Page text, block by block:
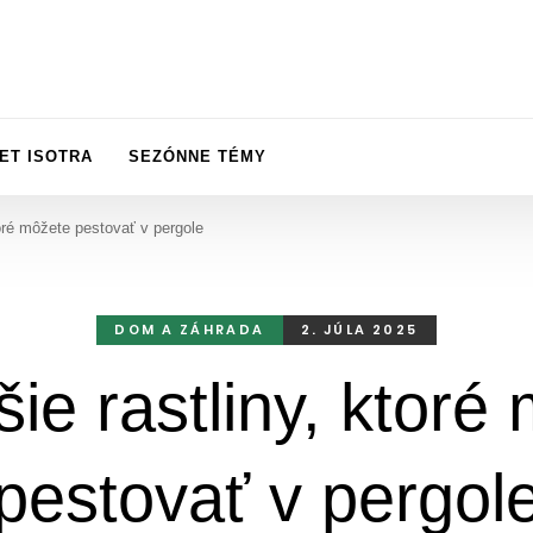
ISOTRA SEZÓNNE TÉMY
môžete pestovať v pergole
DOM A ZÁHRADA 2. JÚLA 2025
rastliny, ktoré
v